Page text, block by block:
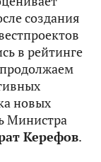
создания
в рейтинге
новых
Министра
Керефов.